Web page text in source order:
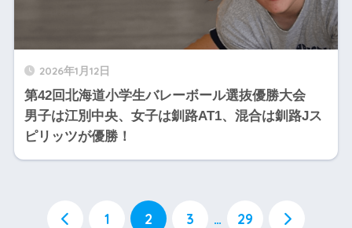
2026年1月12日
第42回北海道小学生バレーボール選抜優勝大会
男子は江別中央、女子は釧路AT1、混合は釧路Jス
ピリッツが優勝！
1 2 3 … 29